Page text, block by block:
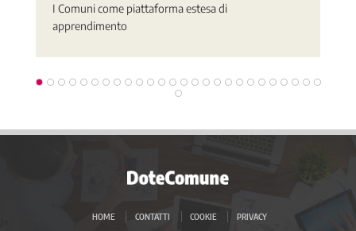
I Comuni come piattaforma estesa di
apprendimento
HOME CONTATTI COOKIE PRIVACY